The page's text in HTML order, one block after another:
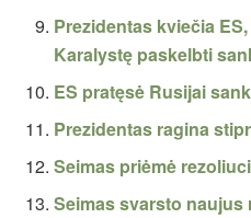
Prezidentas kviečia
Karalystę paskelbti
ES pratęsė Rusijai
Prezidentas ragina
Seimas priėmė
Seimas svarsto